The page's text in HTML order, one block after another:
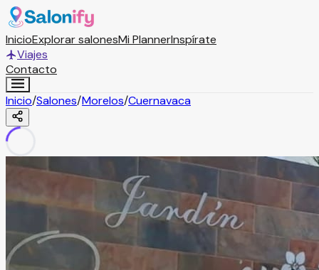
InicioExplorar salonesMi PlannerInspírate
Viajes
Contacto
Inicio/Salones/Morelos/Cuernavaca